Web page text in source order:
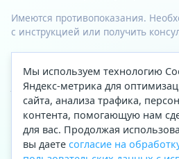
Имеются противопоказания.
с инструкцией или получить
© 2023—2026 Все права
Адрес
Архангельск, ул. Папанина, д. 19
автоцентра «Тойота»)
Приемная Генерального директора
Мы используем технологию
Яндекс-метрика для
сайта, анализа трафика,
контента, помогающую нам
для вас. Продолжая
вы даете согласие на